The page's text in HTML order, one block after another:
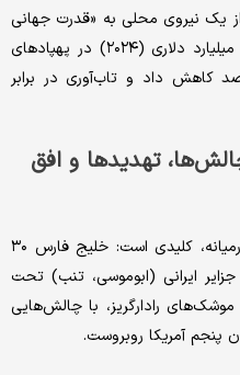
از یک نیروی محلی به «قدرت جهانی
نامتقارن» ارتقا داد. سرمایه‌گذاری ۱.۵ میلیارد دلاری (۲۰۲۴) در پهپادهای
هزینه‌های عملیاتی را ۳۰ درصد کاهش داد و تاب‌آوری در برابر
تهدیدها و افق
نیروی دریایی سپاه در ژئوپلیتیک خاورمیانه، کلیدی است: خلیج فارس ۳۰
ایرانی (ابوموسی، تنب) تحت
رادارگریز، با چالش‌هایی
آمریکا روبروست.